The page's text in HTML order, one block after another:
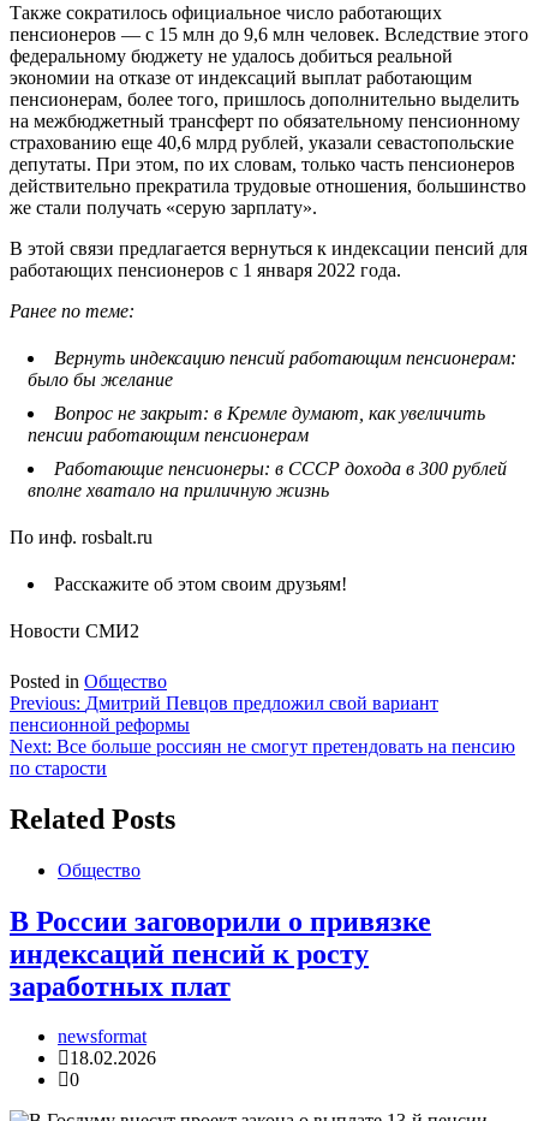
Также сократилось официальное число работающих
пенсионеров — с 15 млн до 9,6 млн человек. Вследствие этого
федеральному бюджету не удалось добиться реальной
экономии на отказе от индексаций выплат работающим
пенсионерам, более того, пришлось дополнительно выделить
на межбюджетный трансферт по обязательному пенсионному
страхованию еще 40,6 млрд рублей, указали севастопольские
депутаты. При этом, по их словам, только часть пенсионеров
действительно прекратила трудовые отношения, большинство
же стали получать «серую зарплату».
В этой связи предлагается вернуться к индексации пенсий для
работающих пенсионеров с 1 января 2022 года.
Ранее по теме:
Вернуть индексацию пенсий работающим пенсионерам:
было бы желание
Вопрос не закрыт: в Кремле думают, как увеличить
пенсии работающим пенсионерам
Работающие пенсионеры: в СССР дохода в 300 рублей
вполне хватало на приличную жизнь
По инф. rosbalt.ru
Расскажите об этом своим друзьям!
Новости СМИ2
Posted in Общество
Навигация
по
записям
Previous: Дмитрий Певцов предложил свой вариант
пенсионной реформы
Next: Все больше россиян не смогут претендовать на пенсию
по старости
Related Posts
Общество
В России заговорили о привязке
индексаций пенсий к росту
заработных плат
newsformat
18.02.2026
0